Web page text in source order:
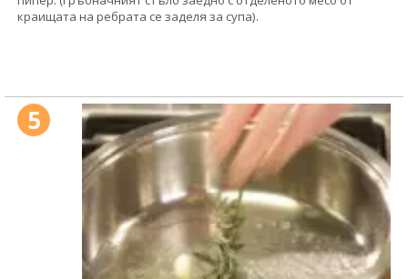
краищата на ребрата се заделя за супа).
5